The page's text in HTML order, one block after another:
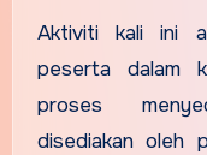
Aktiviti kali ini
peserta dalam
proses
disediakan oleh